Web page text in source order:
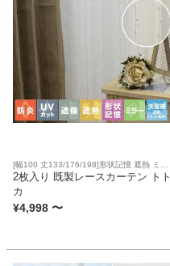
[幅100 丈133/176/198]形状記憶 遮熱 ミラ
ー 遮像 防炎 UVカット 洗濯可
2枚入り 既製レースカーテン トト
カ
¥4,998 〜